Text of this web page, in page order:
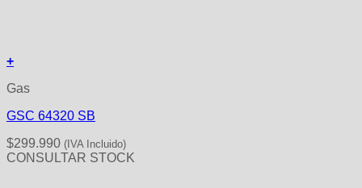
+
Gas
GSC 64320 SB
$299.990 (IVA Incluido)
CONSULTAR STOCK